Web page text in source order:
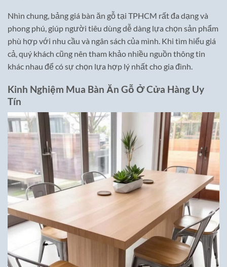
Nhìn chung, bảng giá bàn ăn gỗ tại TPHCM rất đa dạng và
phong phú, giúp người tiêu dùng dễ dàng lựa chọn sản phẩm
phù hợp với nhu cầu và ngân sách của mình. Khi tìm hiểu giá
cả, quý khách cũng nên tham khảo nhiều nguồn thông tin
khác nhau để có sự chọn lựa hợp lý nhất cho gia đình.
Kinh Nghiệm Mua Bàn Ăn Gỗ Ở Cửa Hàng Uy
Tín